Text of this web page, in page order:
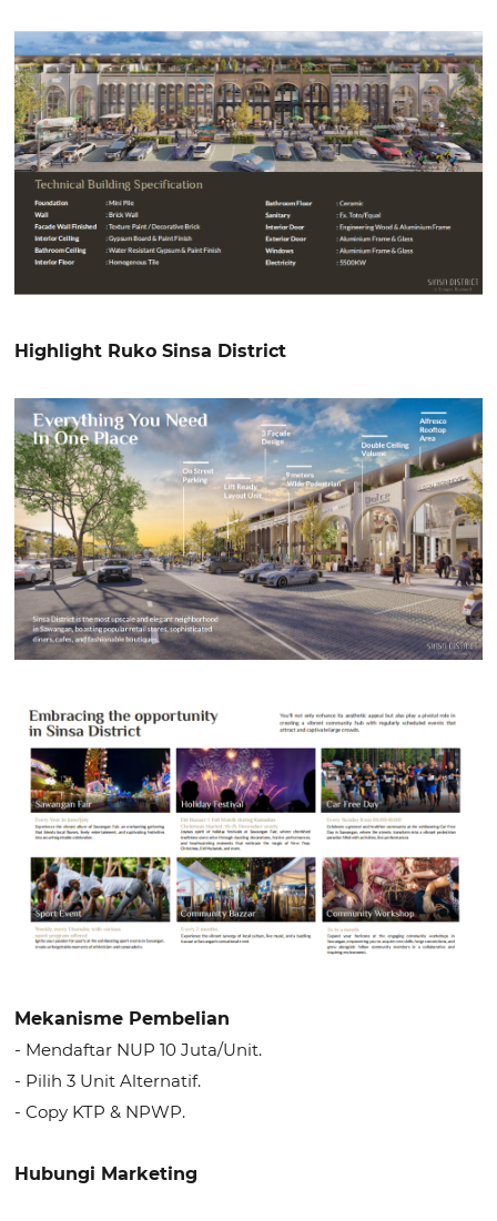
Highlight Ruko Sinsa District
Mekanisme Pembelian
- Mendaftar NUP 10 Juta/Unit.
- Pilih 3 Unit Alternatif.
- Copy KTP & NPWP.
Hubungi Marketing